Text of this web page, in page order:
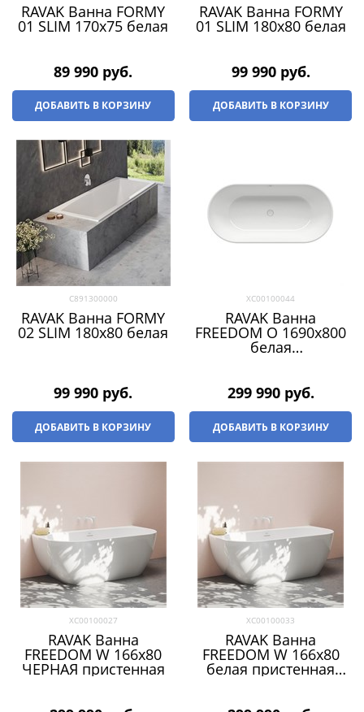
RAVAK Ванна FORMY
01 SLIM 170x75 белая
89 990 руб.
ДОБАВИТЬ В КОРЗИНУ
RAVAK Ванна FORMY
01 SLIM 180x80 белая
99 990 руб.
ДОБАВИТЬ В КОРЗИНУ
C891300000
RAVAK Ванна FORMY
02 SLIM 180x80 белая
99 990 руб.
ДОБАВИТЬ В КОРЗИНУ
XC00100044
RAVAK Ванна
FREEDOM O 1690х800
белая
БЕЛЫЙ)
299 990 руб.
ДОБАВИТЬ В КОРЗИНУ
XC00100027
RAVAK Ванна
FREEDOM W 166х80
ЧЕРНАЯ пристенная
XC00100033
RAVAK Ванна
FREEDOM W 166х80
белая пристенная